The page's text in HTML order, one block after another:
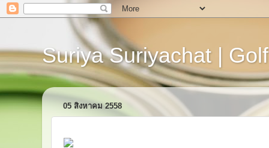
Suriya Suriyachat | Golf
05 สิงหาคม 2558